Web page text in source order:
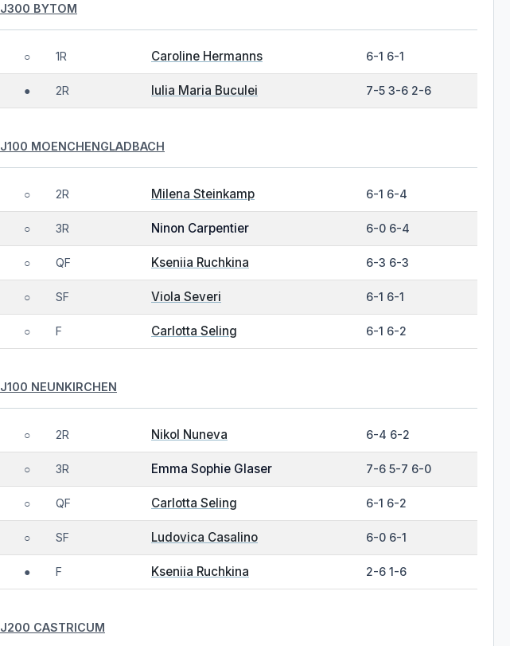
J300 BYTOM
○ 1R Caroline Hermanns 6-1 6-1
● 2R Iulia Maria Buculei 7-5 3-6 2-6
J100 MOENCHENGLADBACH
○ 2R Milena Steinkamp 6-1 6-4
○ 3R Ninon Carpentier 6-0 6-4
○ QF Kseniia Ruchkina 6-3 6-3
○ SF Viola Severi 6-1 6-1
○ F Carlotta Seling 6-1 6-2
J100 NEUNKIRCHEN
○ 2R Nikol Nuneva 6-4 6-2
○ 3R Emma Sophie Glaser 7-6 5-7 6-0
○ QF Carlotta Seling 6-1 6-2
○ SF Ludovica Casalino 6-0 6-1
● F Kseniia Ruchkina 2-6 1-6
J200 CASTRICUM